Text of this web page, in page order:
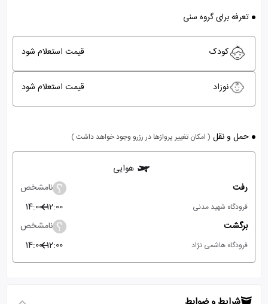
تعرفه برای گروه سنی
کودک قیمت استعلام شود
نوزاد قیمت استعلام شود
حمل و نقل ( امکان تغییر پروازها در رزرو وجود خواهد داشت )
هوایی
رفت
نامشخص
فرودگاه شهید مدنی 12:00
14:00
برگشت
نامشخص
فرودگاه هاشمی نژاد 12:00
14:00